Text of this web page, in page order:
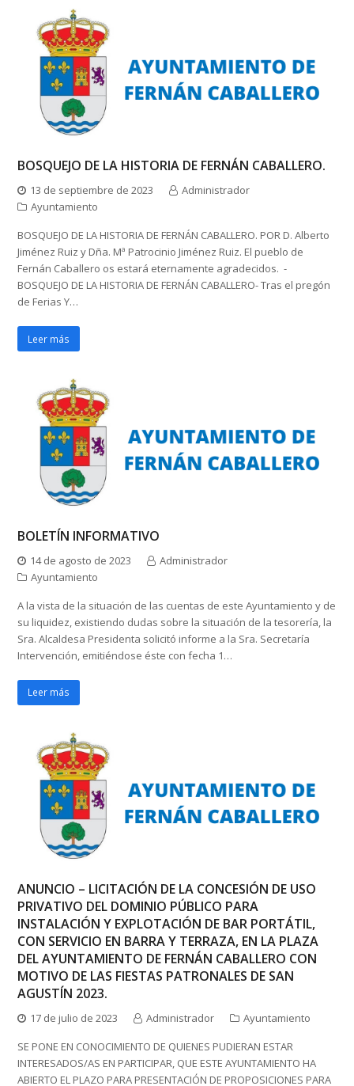
BOSQUEJO DE LA HISTORIA DE FERNÁN CABALLERO.
13 de septiembre de 2023
Administrador
Ayuntamiento
BOSQUEJO DE LA HISTORIA DE FERNÁN CABALLERO. POR D. Alberto
Jiménez Ruiz y Dña. Mª Patrocinio Jiménez Ruiz. El pueblo de
Fernán Caballero os estará eternamente agradecidos. -
BOSQUEJO DE LA HISTORIA DE FERNÁN CABALLERO- Tras el pregón
de Ferias Y…
Leer más
BOLETÍN INFORMATIVO
14 de agosto de 2023
Administrador
Ayuntamiento
A la vista de la situación de las cuentas de este Ayuntamiento y de
su liquidez, existiendo dudas sobre la situación de la tesorería, la
Sra. Alcaldesa Presidenta solicitó informe a la Sra. Secretaría
Intervención, emitiéndose éste con fecha 1…
Leer más
ANUNCIO – LICITACIÓN DE LA CONCESIÓN DE USO
PRIVATIVO DEL DOMINIO PÚBLICO PARA
INSTALACIÓN Y EXPLOTACIÓN DE BAR PORTÁTIL,
CON SERVICIO EN BARRA Y TERRAZA, EN LA PLAZA
DEL AYUNTAMIENTO DE FERNÁN CABALLERO CON
MOTIVO DE LAS FIESTAS PATRONALES DE SAN
AGUSTÍN 2023.
17 de julio de 2023 Administrador
Ayuntamiento
SE PONE EN CONOCIMIENTO DE QUIENES PUDIERAN ESTAR
INTERESADOS/AS EN PARTICIPAR, QUE ESTE AYUNTAMIENTO HA
ABIERTO EL PLAZO PARA PRESENTACIÓN DE PROPOSICIONES PARA